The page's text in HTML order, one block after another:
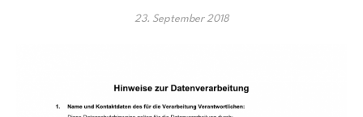
23. September 2018